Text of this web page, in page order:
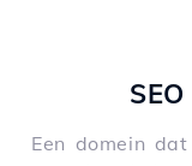
Een domein